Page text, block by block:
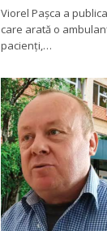
Viorel Pașca a
care arată o
pacienți,…